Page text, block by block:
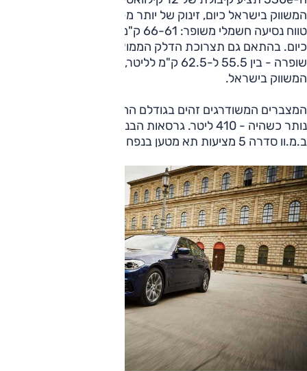
כיום. בהתאם גם תצרוכת הדלק הממוצעת בתנאי מעבדה
המשווק בישראל.
המצברים המשודרגים זהים בגודלם החיצוני, ונפח תא המטען
נותר כשהיה - 410 ליטר. גרסאות הבנזין ודיזל הרגילות של
ב.מ.וו סדרה 5 מציעות תא מטען בנפח 530 ליטר.